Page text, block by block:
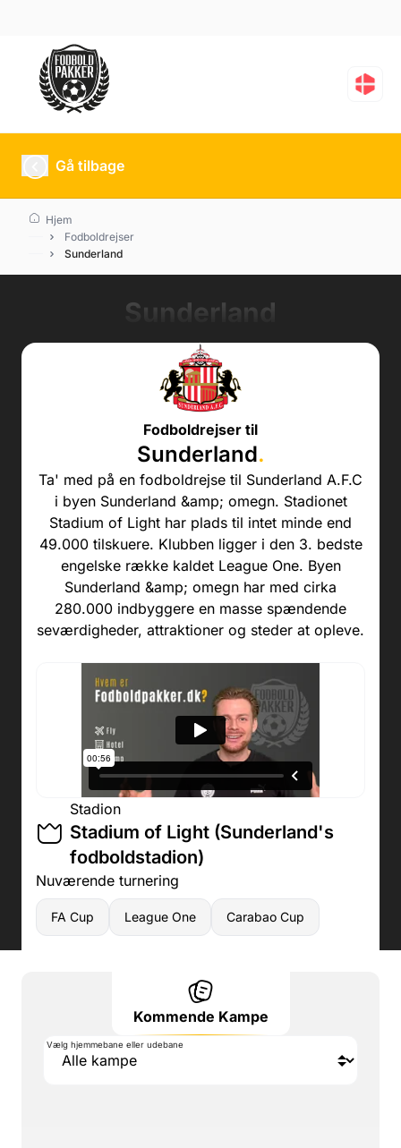
Gå tilbage
Hjem
Fodboldrejser
Sunderland
Sunderland
Fodboldrejser til
Sunderland.
Ta' med på en fodboldrejse til Sunderland A.F.C
i byen Sunderland &amp; omegn. Stadionet
Stadium of Light har plads til intet minde end
49.000 tilskuere. Klubben ligger i den 3. bedste
engelske række kaldet League One. Byen
Sunderland &amp; omegn har med cirka
280.000 indbyggere en masse spændende
seværdigheder, attraktioner og steder at opleve.
Stadion
Stadium of Light (Sunderland's
fodboldstadion)
Nuværende turnering
FA Cup League One Carabao Cup
Kommende Kampe
Vælg hjemmebane eller udebane